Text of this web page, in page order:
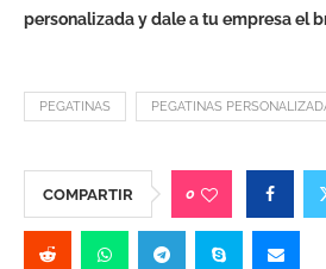
personalizada y dale a tu empresa el
PEGATINAS PEGATINAS
COMPARTIR 0